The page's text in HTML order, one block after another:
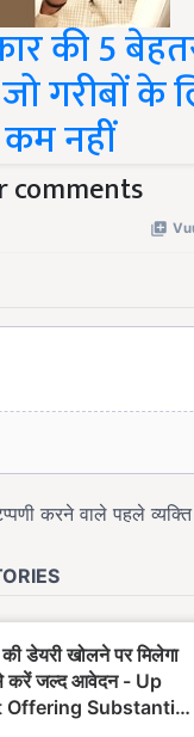
की 5
गरीबों के
नहीं
comments